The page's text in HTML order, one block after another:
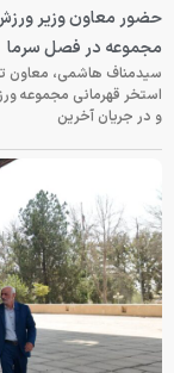
حضور معاون وزیر ورزش
مجموعه در فصل سرما
سیدمناف هاشمی، معاون
استخر قهرمانی مجموعه
و در جریان آخرین